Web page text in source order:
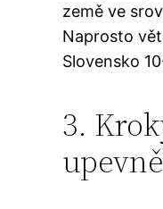
země ve
Naprosto
Slovensko
3.